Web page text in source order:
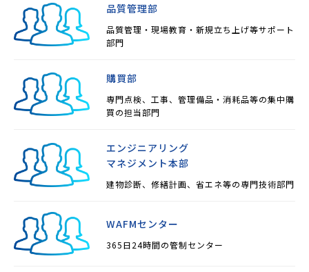
品質管理部
品質管理・現場教育・新規立ち上げ等サポート
部門
購買部
専門点検、工事、管理備品・消耗品等の集中購
買の担当部門
エンジニアリング
マネジメント本部
建物診断、修繕計画、省エネ等の専門技術部門
WAFMセンター
365日24時間の管制センター